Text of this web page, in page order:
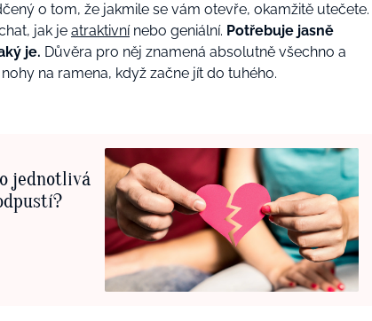
o tom, že jakmile se vám otevře, okamžitě utečete.
jak je atraktivnínebo geniální. Potřebuje jasně
je. Důvěra pro něj znamená absolutně všechno a
na ramena, když začne jít do tuhého.
jednotlivá